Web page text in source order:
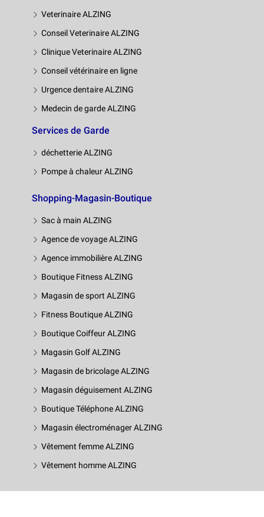
Veterinaire ALZING
Conseil Veterinaire ALZING
Clinique Veterinaire ALZING
Conseil vétérinaire en ligne
Urgence dentaire ALZING
Medecin de garde ALZING
Services de Garde
déchetterie ALZING
Pompe à chaleur ALZING
Shopping-Magasin-Boutique
Sac à main ALZING
Agence de voyage ALZING
Agence immobilière ALZING
Boutique Fitness ALZING
Magasin de sport ALZING
Fitness Boutique ALZING
Boutique Coiffeur ALZING
Magasin Golf ALZING
Magasin de bricolage ALZING
Magasin déguisement ALZING
Boutique Téléphone ALZING
Magasin électroménager ALZING
Vêtement femme ALZING
Vêtement homme ALZING